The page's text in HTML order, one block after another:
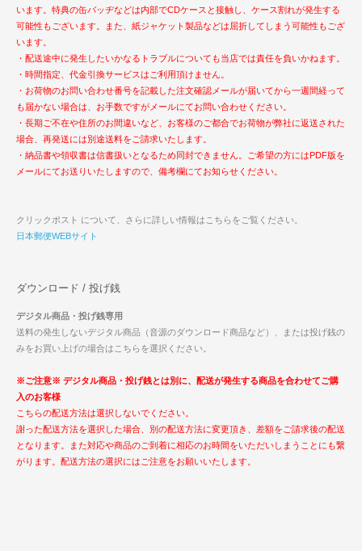
います。特典の缶バッヂなどは内部でCDケースと接触し、ケース割れが発生する
可能性もございます。また、紙ジャケット製品などは屈折してしまう可能性もござ
います。
・配送途中に発生したいかなるトラブルについても当店では責任を負いかねます。
・時間指定、代金引換サービスはご利用頂けません。
・お荷物のお問い合わせ番号を記載した注文確認メールが届いてから一週間経って
も届かない場合は、お手数ですがメールにてお問い合わせください。
・長期ご不在や住所のお間違いなど、お客様のご都合でお荷物が弊社に返送された
場合、再発送には別途送料をご請求いたします。
・納品書や領収書は信書扱いとなるため同封できません。ご希望の方にはPDF版を
メールにてお送りいたしますので、備考欄にてお知らせください。
クリックポスト について、さらに詳しい情報はこちらをご覧ください。
日本郵便WEBサイト
ダウンロード / 投げ銭
デジタル商品・投げ銭専用
送料の発生しないデジタル商品（音源のダウンロード商品など）、または投げ銭の
みをお買い上げの場合はこちらを選択ください。
※ご注意※ デジタル商品・投げ銭とは別に、配送が発生する商品を合わせてご購
入のお客様
こちらの配送方法は選択しないでください。
謝った配送方法を選択した場合、別の配送方法に変更頂き、差額をご請求後の配送
となります。また対応や商品のご到着に相応のお時間をいただいしまうことにも繋
がります。配送方法の選択にはご注意をお願いいたします。